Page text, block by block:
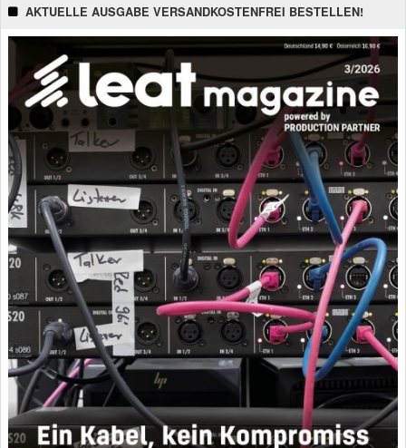
AKTUELLE AUSGABE VERSANDKOSTENFREI BESTELLEN!